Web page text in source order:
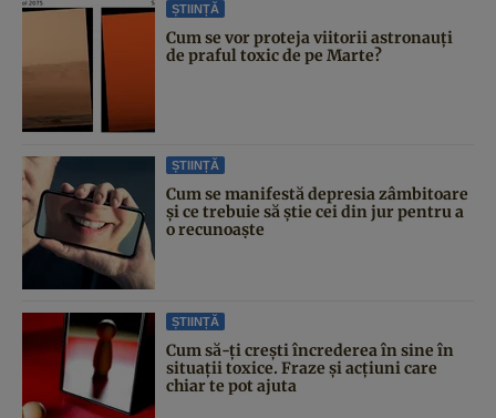
ȘTIINȚĂ
Cum se vor proteja viitorii astronauți
de praful toxic de pe Marte?
ȘTIINȚĂ
Cum se manifestă depresia zâmbitoare
și ce trebuie să știe cei din jur pentru a
o recunoaște
ȘTIINȚĂ
Cum să-ți crești încrederea în sine în
situații toxice. Fraze și acțiuni care
chiar te pot ajuta